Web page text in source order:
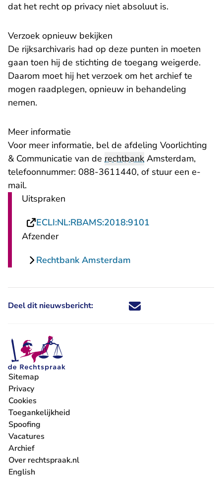
dat het recht op privacy niet absoluut is.
Verzoek opnieuw bekijken
De rijksarchivaris had op deze punten in moeten
gaan toen hij de stichting de toegang weigerde.
Daarom moet hij het verzoek om het archief te
mogen raadplegen, opnieuw in behandeling
nemen.
Meer informatie
Voor meer informatie, bel de afdeling Voorlichting
& Communicatie van de rechtbank Amsterdam,
telefoonnummer: 088-3611440, of stuur een e-
mail- U verlaat Rechtspraak.nl
.
Uitspraken
ECLI:NL:RBAMS:2018:9101
Afzender
Rechtbank Amsterdam
Deel dit nieuwsbericht: Deel dit nieuwsbericht via X -
Deel dit nieuwsbericht via
Deel dit nieuwsbericht
Deel dit
Sitemap
Privacy
Cookies
Toegankelijkheid
Spoofing
Vacatures
- U verlaat Rechtspraak.nl
Archief
Over rechtspraak.nl
English